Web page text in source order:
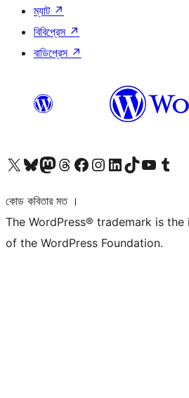
ম্যাট ↗
বিবিপ্রেস ↗
বাডিপ্রেস ↗
আমাদের X (আগের টুইটার) অ্যাকাউন্টে যানআমাদের Bluesky অ্যাকাউন্টটি দেখুনআমাদের মাস্টোডন অ্যাকাউন্টটি দেখুনআমাদের থ্রেডস অ্যাকাউন্টটি দেখুনআমাদের ফেসবুক পেজ দেখুনআমাদের ইন্সটাগ্রাম অ্যাকাউন্ট দেখুনআমাদের লিঙ্কডইন অ্যাকাউন্টে যানআমাদের TikTok অ্যাকাউন্টটি দেখুনআমাদের ইউটিউব চ্যানেলে যান আমাদের টাম্বলার অ্যাকাউন্ট দেখুন
কোড কবিতার মত ।
The WordPress® trademark is
of the WordPress Foundation.